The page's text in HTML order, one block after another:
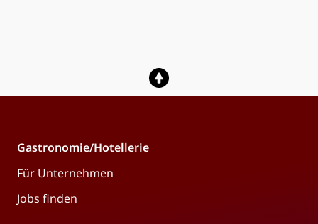
Gastronomie/Hotellerie
Für Unternehmen
Jobs finden